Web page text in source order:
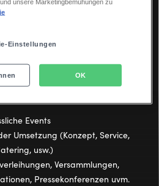
für außergewöhnliche
Events
Events
Umsetzung (Konzept, Service,
usw.)
Versammlungen,
Pressekonferenzen uvm.
Einstellungen
OK